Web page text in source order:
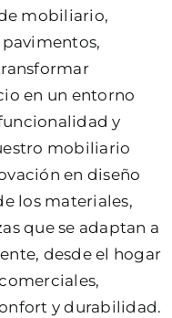
mobiliario,
pavimentos,
en un entorno
y
mobiliario
en diseño
los materiales,
que se adaptan a
desde el hogar
y durabilidad.